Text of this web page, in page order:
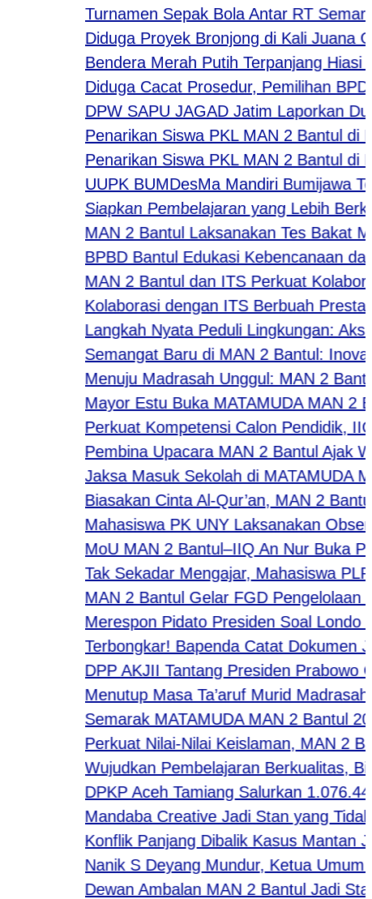
Turnamen Sepak Bola Antar RT
Diduga Proyek Bronjong di Kali Juana
Bendera Merah Putih Terpanjang Hiasi
Diduga Cacat Prosedur, Pemilihan BPD
DPW SAPU JAGAD Jatim Laporkan
Penarikan Siswa PKL MAN 2 Bantul di
Penarikan Siswa PKL MAN 2 Bantul di
UUPK BUMDesMa Mandiri Bumijawa
Siapkan Pembelajaran yang Lebih
MAN 2 Bantul Laksanakan Tes Bakat
BPBD Bantul Edukasi Kebencanaan
MAN 2 Bantul dan ITS Perkuat
Kolaborasi dengan ITS Berbuah
Langkah Nyata Peduli Lingkungan: Aksi
Semangat Baru di MAN 2 Bantul: Inovasi
Menuju Madrasah Unggul: MAN 2 Bantul
Mayor Estu Buka MATAMUDA MAN 2
Perkuat Kompetensi Calon Pendidik, IIQ
Pembina Upacara MAN 2 Bantul Ajak
Jaksa Masuk Sekolah di MATAMUDA
Biasakan Cinta Al-Qur’an, MAN 2 Bantul
Mahasiswa PK UNY Laksanakan
MoU MAN 2 Bantul–IIQ An Nur Buka
Tak Sekadar Mengajar, Mahasiswa PLP
MAN 2 Bantul Gelar FGD Pengelolaan
Merespon Pidato Presiden Soal Londo
​Terbongkar! Bapenda Catat Dokumen
DPP AKJII Tantang Presiden Prabowo
Menutup Masa Ta’aruf Murid Madrasah,
Semarak MATAMUDA MAN 2 Bantul
Perkuat Nilai-Nilai Keislaman, MAN 2
Wujudkan Pembelajaran Berkualitas,
DPKP Aceh Tamiang Salurkan 1.076.440
Mandaba Creative Jadi Stan yang Tidak
Konflik Panjang Dibalik Kasus Mantan
Nanik S Deyang Mundur, Ketua Umum
Dewan Ambalan MAN 2 Bantul Jadi Stan